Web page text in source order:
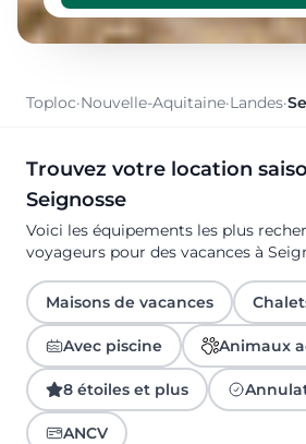
Toploc·Nouvelle-Aquitaine·Landes·
Trouvez votre location
Seignosse
Voici les équipements les plus
voyageurs pour des vacances à
Maisons de vacances
Avec piscine Animaux
8 étoiles et plus
ANCV